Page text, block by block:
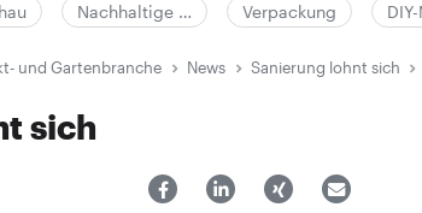
Nachhaltige … Verpackung
und Gartenbranche News Sanierung lohnt sich
sich